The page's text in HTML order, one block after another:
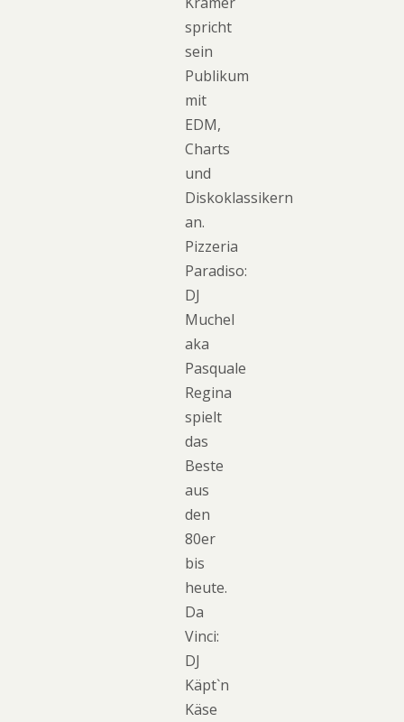
spricht
sein
Publikum
mit
EDM,
Charts
und
Diskoklassikern
an.
Pizzeria
Paradiso:
DJ
Muchel
aka
Pasquale
Regina
spielt
das
Beste
aus
den
80er
bis
heute.
Da
Vinci:
DJ
Käpt`n
Käse